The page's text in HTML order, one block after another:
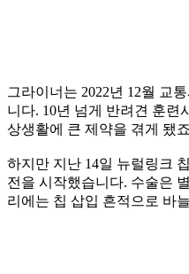
그라이너는 2022년 12월 교
니다. 10년 넘게 반려견 훈련
상생활에 큰 제약을 겪게 됐
하지만 지난 14일 뉴럴링크
전을 시작했습니다. 수술은
리에는 칩 삽입 흔적으로 바